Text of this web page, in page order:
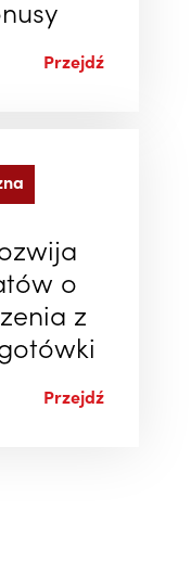
Przejdź
o
z
Przejdź